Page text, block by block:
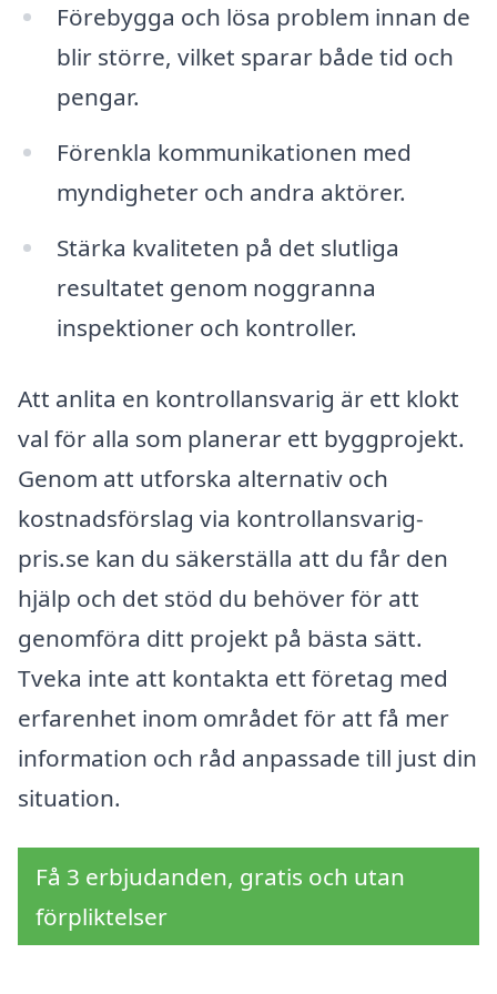
Förebygga och lösa problem innan de
blir större, vilket sparar både tid och
pengar.
Förenkla kommunikationen med
myndigheter och andra aktörer.
Stärka kvaliteten på det slutliga
resultatet genom noggranna
inspektioner och kontroller.
Att anlita en kontrollansvarig är ett klokt
val för alla som planerar ett byggprojekt.
Genom att utforska alternativ och
kostnadsförslag via kontrollansvarig-
pris.se kan du säkerställa att du får den
hjälp och det stöd du behöver för att
genomföra ditt projekt på bästa sätt.
Tveka inte att kontakta ett företag med
erfarenhet inom området för att få mer
information och råd anpassade till just din
situation.
Få 3 erbjudanden, gratis och utan
förpliktelser